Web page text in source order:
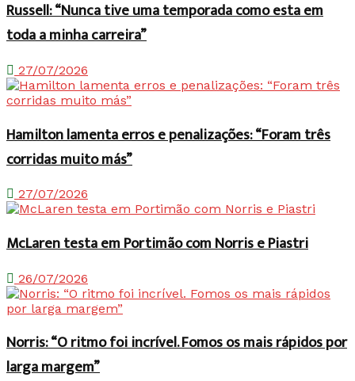
Russell: “Nunca tive uma temporada como esta em
toda a minha carreira”
27/07/2026
Hamilton lamenta erros e penalizações: “Foram três
corridas muito más”
27/07/2026
McLaren testa em Portimão com Norris e Piastri
26/07/2026
Norris: “O ritmo foi incrível. Fomos os mais rápidos por
larga margem”